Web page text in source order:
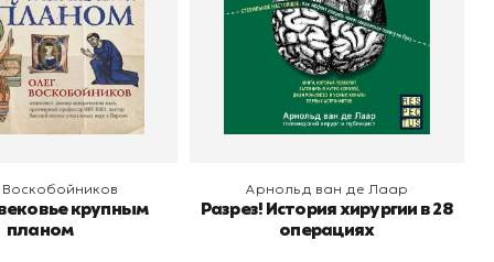
крупным
планом
В корзину
Арнольд ван де Лаар
Разрез! История хирургии в 28
операциях